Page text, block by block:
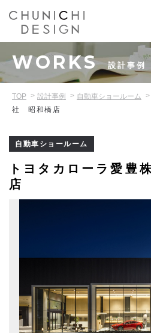
WORKS 設計事例
TOP 設計事例 自動車ショールーム
社 昭和橋店
自動車ショールーム
トヨタカローラ愛
店